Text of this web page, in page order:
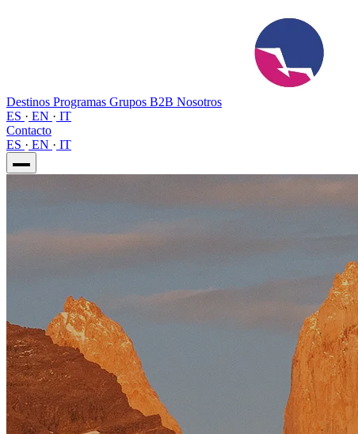
Destinos Programas Grupos B2B Nosotros
ES · EN · IT
Contacto
ES · EN · IT